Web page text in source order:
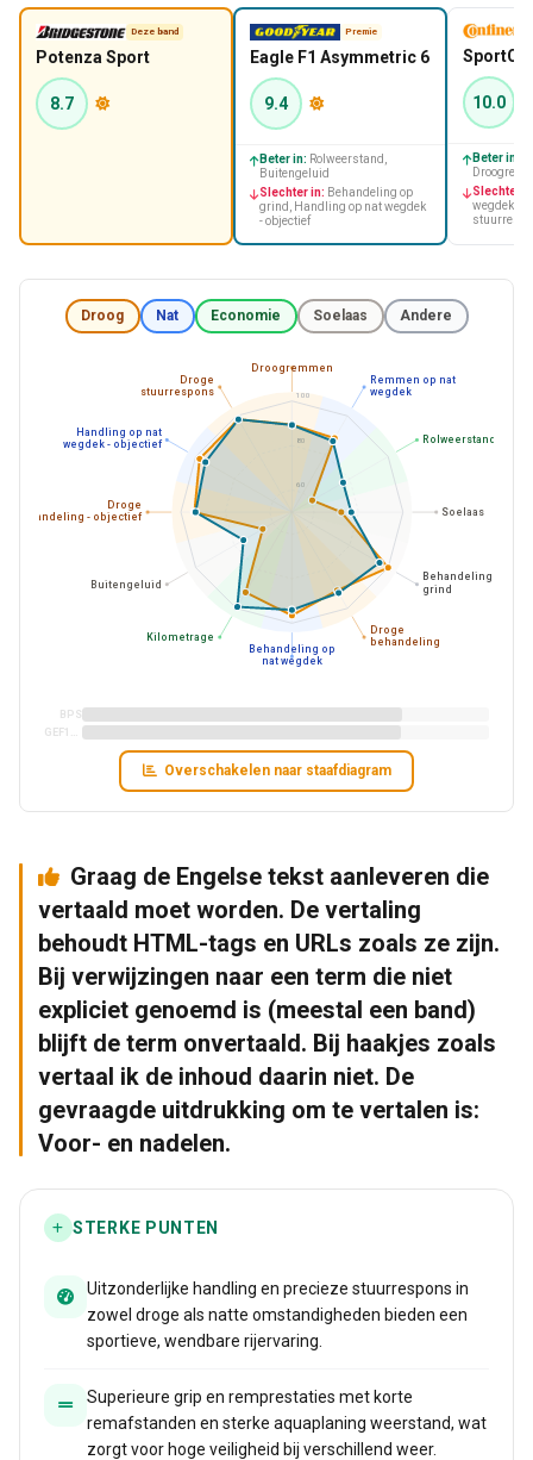
Deze band
Potenza Sport
8.7
Premie
Eagle F1 Asymmetric 6
9.4
Beter in: Rolweerstand,
Buitengeluid
Slechter in: Behandeling op
grind, Handling op nat wegdek
- objectief
10.0
Beter in:
Slechter
wegdek -
Droog Nat Economie Soelaas Andere
60
80
100
Droogremmen
Remmen op nat
wegdek
Rolweerstand
Soelaas
Behandeling op
grind
Droge
behandeling
Behandeling op
nat wegdek
Kilometrage
Buitengeluid
Droge
behandeling - objectief
Handling op nat
wegdek - objectief
Droge
stuurrespons
BPS
Overschakelen naar staafdiagram
Graag de Engelse tekst aanleveren die
vertaald moet worden. De vertaling
behoudt HTML-tags en URLs zoals ze zijn.
Bij verwijzingen naar een term die niet
expliciet genoemd is (meestal een band)
blijft de term onvertaald. Bij haakjes zoals
vertaal ik de inhoud daarin niet. De
gevraagde uitdrukking om te vertalen is:
Voor- en nadelen.
STERKE PUNTEN
Uitzonderlijke handling en precieze stuurrespons in
zowel droge als natte omstandigheden bieden een
sportieve, wendbare rijervaring.
Superieure grip en remprestaties met korte
remafstanden en sterke aquaplaning weerstand, wat
zorgt voor hoge veiligheid bij verschillend weer.